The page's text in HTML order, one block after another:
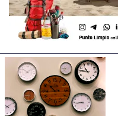
NAVEGACIÓN